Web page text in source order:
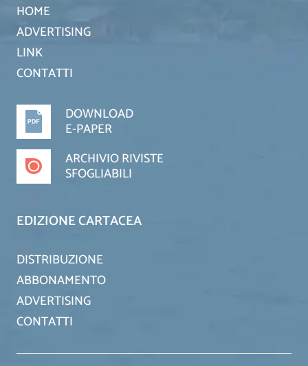
HOME
ADVERTISING
LINK
CONTATTI
DOWNLOAD
E-PAPER
ARCHIVIO RIVISTE
SFOGLIABILI
EDIZIONE CARTACEA
DISTRIBUZIONE
ABBONAMENTO
ADVERTISING
CONTATTI